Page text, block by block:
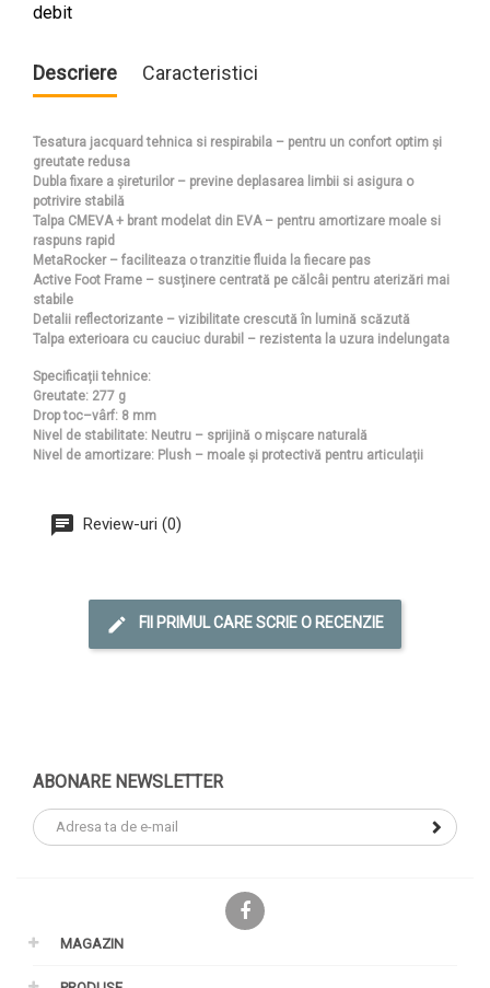
debit
Descriere Caracteristici
Tesatura jacquard tehnica si respirabila – pentru un confort optim și
greutate redusa
Dubla fixare a șireturilor – previne deplasarea limbii si asigura o
potrivire stabilă
Talpa CMEVA + brant modelat din EVA – pentru amortizare moale si
raspuns rapid
MetaRocker – faciliteaza o tranzitie fluida la fiecare pas
Active Foot Frame – susținere centrată pe călcâi pentru aterizări mai
stabile
Detalii reflectorizante – vizibilitate crescută în lumină scăzută
Talpa exterioara cu cauciuc durabil – rezistenta la uzura indelungata
Specificații tehnice:
Greutate: 277 g
Drop toc–vârf: 8 mm
Nivel de stabilitate: Neutru – sprijină o mișcare naturală
Nivel de amortizare: Plush – moale și protectivă pentru articulații
Review-uri (0)
FII PRIMUL CARE SCRIE O RECENZIE
ABONARE NEWSLETTER
MAGAZIN